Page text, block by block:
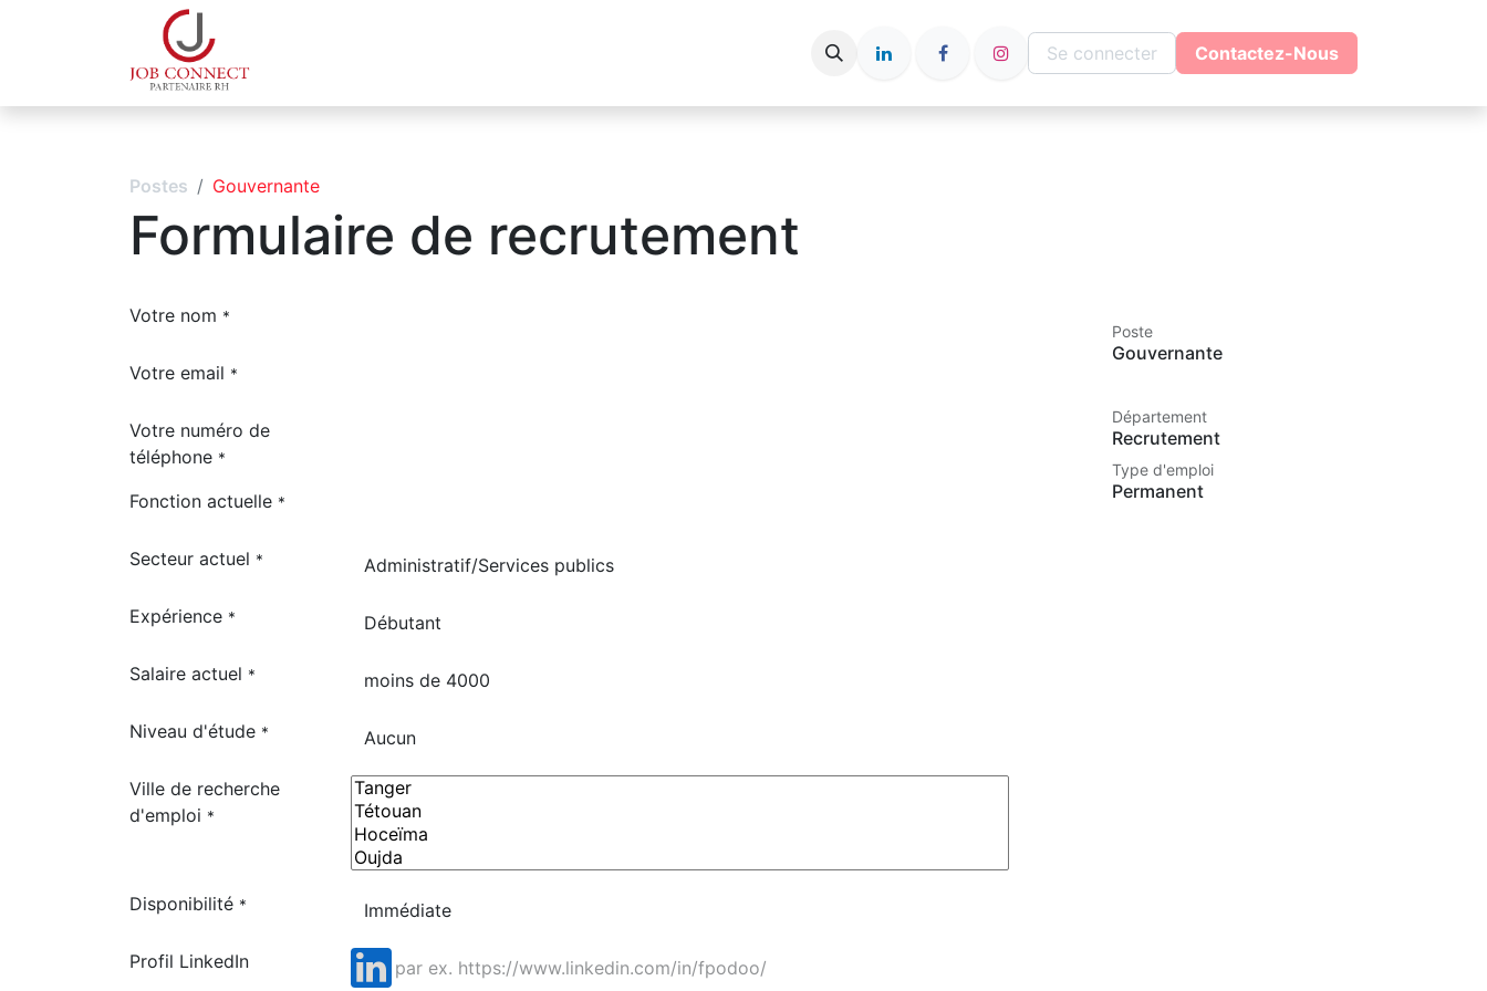
Nos Articles Se connecter Contactez-Nous
Postes Gouvernante
Formulaire de recrutement
Votre nom *
Votre email *
Votre numéro de
téléphone *
Fonction actuelle *
Secteur actuel *
Expérience *
Salaire actuel *
Niveau d'étude *
Ville de recherche
d'emploi *
Disponibilité *
Profil LinkedIn
Poste
Gouvernante
Département
Recrutement
Type d'emploi
Permanent